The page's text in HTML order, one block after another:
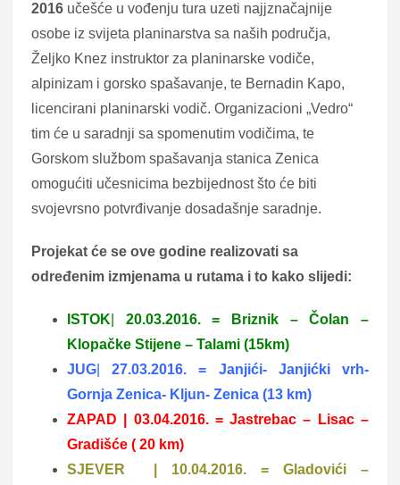
2016 učešće u vođenju tura uzeti najjznačajnije
osobe iz svijeta planinarstva sa naših područja,
Željko Knez instruktor za planinarske vodiče,
alpinizam i gorsko spašavanje, te Bernadin Kapo,
licencirani planinarski vodič. Organizacioni „Vedro“
tim će u saradnji sa spomenutim vodičima, te
Gorskom službom spašavanja stanica Zenica
omogućiti učesnicima bezbijednost što će biti
svojevrsno potvrđivanje dosadašnje saradnje.
Projekat će se ove godine realizovati sa
određenim izmjenama u rutama i to kako slijedi:
ISTOK
20.03.2016. = Briznik – Čolan –
Klopačke Stijene – Talami (15km)
JUG |27.03.2016. = Janjići- Janjićki vrh-
Gornja Zenica- Kljun- Zenica (13 km)
ZAPAD | 03.04.2016. =Jastrebac – Lisac –
Gradišće ( 20 km)
SJEVER | 10.04.2016. = Gladovići –